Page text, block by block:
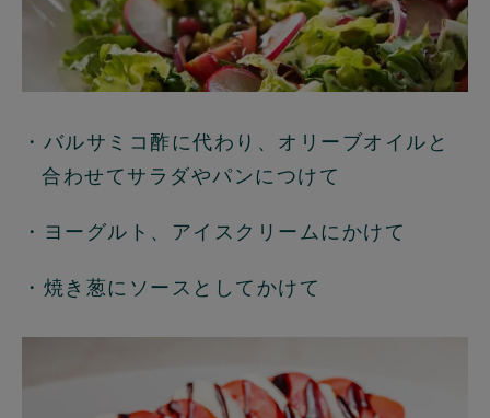
・バルサミコ酢に代わり、オリーブオイルと
合わせてサラダやパンにつけて
・ヨーグルト、アイスクリームにかけて
・焼き葱にソースとしてかけて